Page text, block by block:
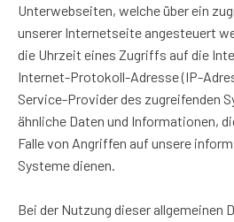
Unterwebseiten, welche über ein
unserer Internetseite angesteuert
die Uhrzeit eines Zugriffs auf die
Internet-Protokoll-Adresse (IP-
Service-Provider des zugreifenden
ähnliche Daten und Informationen,
Falle von Angriffen auf unsere
Systeme dienen.
Bei der Nutzung dieser allgemeinen